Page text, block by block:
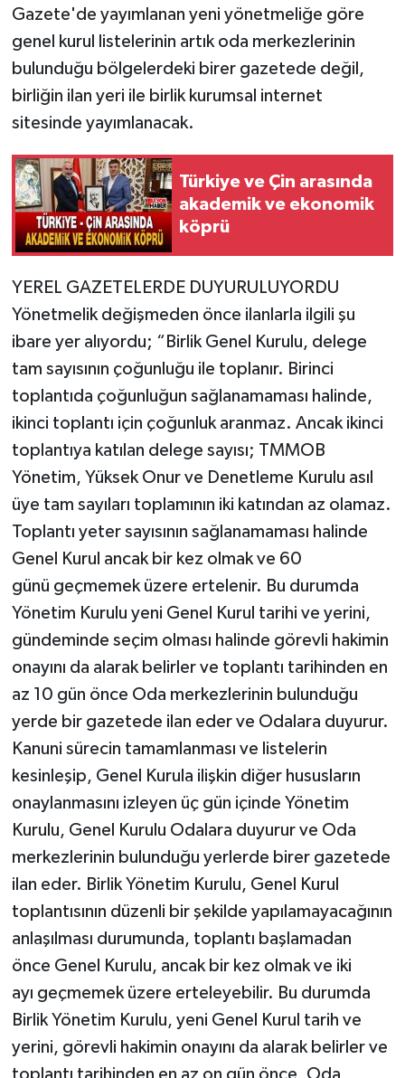
Gazete'de yayımlanan yeni yönetmeliğe göre
genel kurul listelerinin artık oda merkezlerinin
bulunduğu bölgelerdeki birer gazetede değil,
birliğin ilan yeri ile birlik kurumsal internet
sitesinde yayımlanacak.
Türkiye ve Çin arasında
akademik ve ekonomik
köprü
YEREL GAZETELERDE DUYURULUYORDU
Yönetmelik değişmeden önce ilanlarla ilgili şu
ibare yer alıyordu; “Birlik Genel Kurulu, delege
tam sayısının çoğunluğu ile toplanır. Birinci
toplantıda çoğunluğun sağlanamaması halinde,
ikinci toplantı için çoğunluk aranmaz. Ancak ikinci
toplantıya katılan delege sayısı; TMMOB
Yönetim, Yüksek Onur ve Denetleme Kurulu asıl
üye tam sayıları toplamının iki katından az olamaz.
Toplantı yeter sayısının sağlanamaması halinde
Genel Kurul ancak bir kez olmak ve 60
günü geçmemek üzere ertelenir. Bu durumda
Yönetim Kurulu yeni Genel Kurul tarihi ve yerini,
gündeminde seçim olması halinde görevli hakimin
onayını da alarak belirler ve toplantı tarihinden en
az 10 gün önce Oda merkezlerinin bulunduğu
yerde bir gazetede ilan eder ve Odalara duyurur.
Kanuni sürecin tamamlanması ve listelerin
kesinleşip, Genel Kurula ilişkin diğer hususların
onaylanmasını izleyen üç gün içinde Yönetim
Kurulu, Genel Kurulu Odalara duyurur ve Oda
merkezlerinin bulunduğu yerlerde birer gazetede
ilan eder. Birlik Yönetim Kurulu, Genel Kurul
toplantısının düzenli bir şekilde yapılamayacağının
anlaşılması durumunda, toplantı başlamadan
önce Genel Kurulu, ancak bir kez olmak ve iki
ayı geçmemek üzere erteleyebilir. Bu durumda
Birlik Yönetim Kurulu, yeni Genel Kurul tarih ve
yerini, görevli hakimin onayını da alarak belirler ve
toplantı tarihinden en az on gün önce, Oda